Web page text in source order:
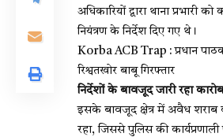
अधिकारियों द्वारा थाना प्रभारी
नियंत्रण के निर्देश दिए गए थे।
Korba ACB Trap : प्रधान
रिश्वतखोर बाबू गिरफ्तार
निर्देशों के बावजूद जारी रहा
इसके बावजूद क्षेत्र में अवैध शराब
रहा, जिससे पुलिस की